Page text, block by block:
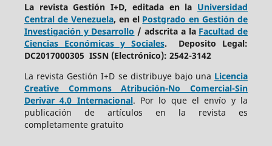
La revista Gestión I+D, editada en la Universidad
Central de Venezuela, en el Postgrado en Gestión de
Investigación y Desarrollo / adscrita a la Facultad de
Ciencias Económicas y Sociales. Deposito Legal:
DC2017000305 ISSN (Electrónico): 2542-3142
La revista Gestión I+D se distribuye bajo una Licencia
Creative Commons Atribución-No Comercial-Sin
Derivar 4.0 Internacional. Por lo que el envío y la
publicación de artículos en la revista es
completamente gratuito